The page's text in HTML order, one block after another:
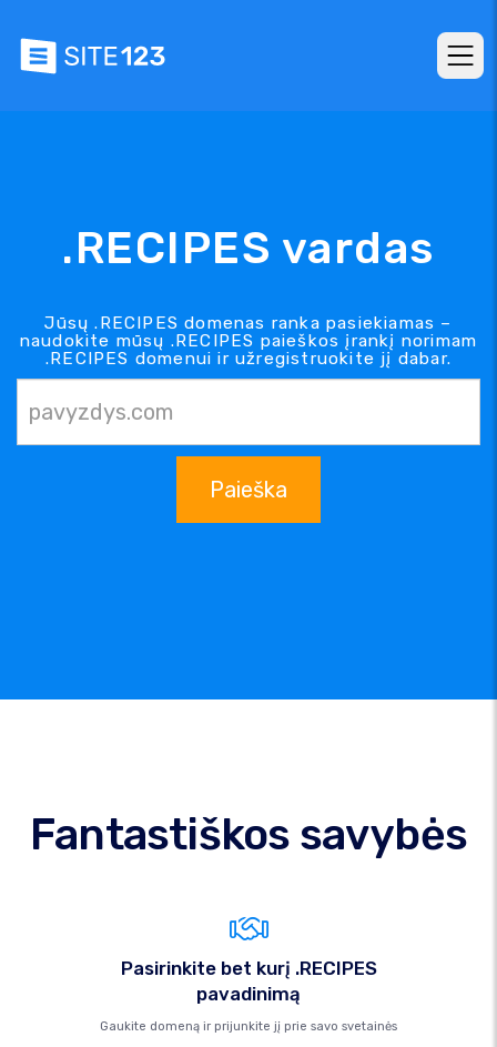
.RECIPES vardas
Jūsų .RECIPES domenas ranka pasiekiamas –
naudokite mūsų .RECIPES paieškos įrankį norimam
.RECIPES domenui ir užregistruokite jį dabar.
Paieška
Fantastiškos savybės
Pasirinkite bet kurį .RECIPES
pavadinimą
Gaukite domeną ir prijunkite jį prie savo svetainės